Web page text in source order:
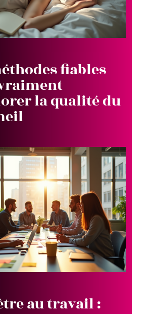
fiables
la qualité du
au travail :